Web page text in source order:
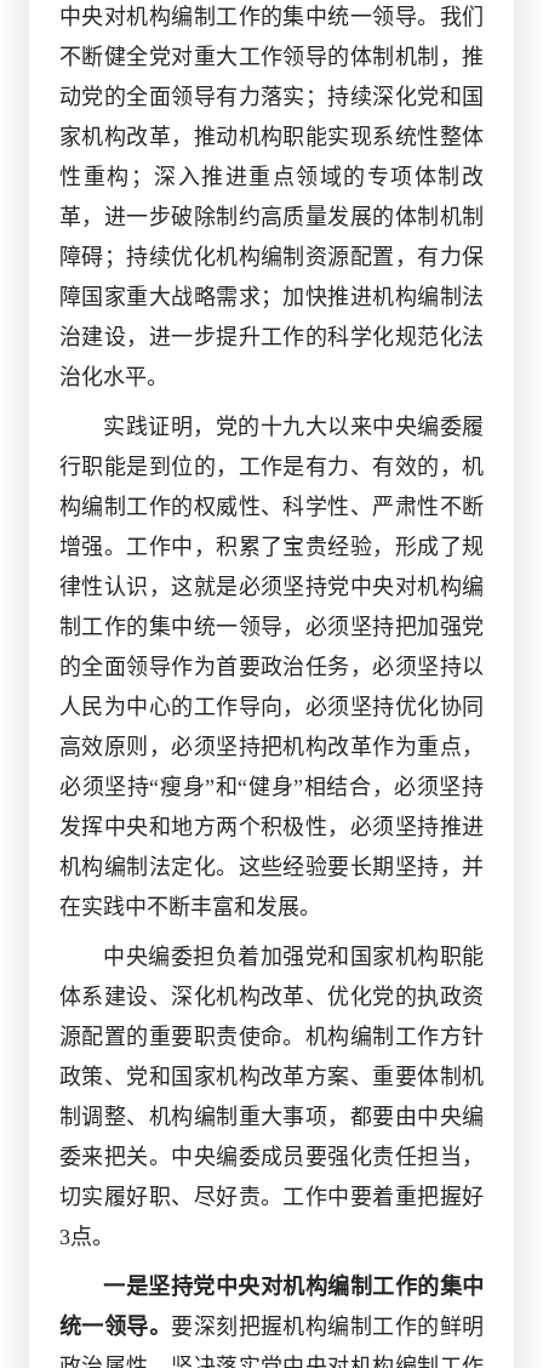
中央对机构编制工作的集中统一领导。我们
不断健全党对重大工作领导的体制机制，推
动党的全面领导有力落实；持续深化党和国
家机构改革，推动机构职能实现系统性整体
性重构；深入推进重点领域的专项体制改
革，进一步破除制约高质量发展的体制机制
障碍；持续优化机构编制资源配置，有力保
障国家重大战略需求；加快推进机构编制法
治建设，进一步提升工作的科学化规范化法
治化水平。
实践证明，党的十九大以来中央编委履
行职能是到位的，工作是有力、有效的，机
构编制工作的权威性、科学性、严肃性不断
增强。工作中，积累了宝贵经验，形成了规
律性认识，这就是必须坚持党中央对机构编
制工作的集中统一领导，必须坚持把加强党
的全面领导作为首要政治任务，必须坚持以
人民为中心的工作导向，必须坚持优化协同
高效原则，必须坚持把机构改革作为重点，
必须坚持“瘦身”和“健身”相结合，必须坚持
发挥中央和地方两个积极性，必须坚持推进
机构编制法定化。这些经验要长期坚持，并
在实践中不断丰富和发展。
中央编委担负着加强党和国家机构职能
体系建设、深化机构改革、优化党的执政资
源配置的重要职责使命。机构编制工作方针
政策、党和国家机构改革方案、重要体制机
制调整、机构编制重大事项，都要由中央编
委来把关。中央编委成员要强化责任担当，
切实履好职、尽好责。工作中要着重把握好
3点。
一是坚持党中央对机构编制工作的集中
统一领导。 要深刻把握机构编制工作的鲜明